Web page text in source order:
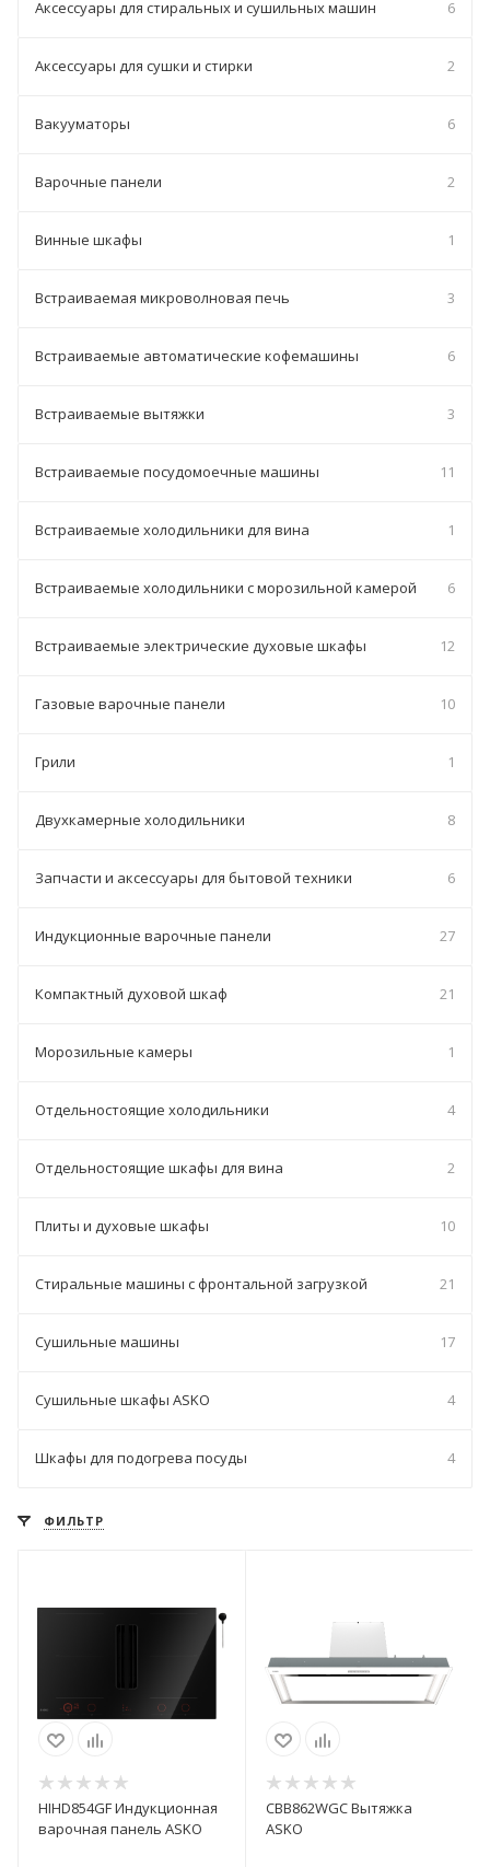
Аксессуары для стиральных и сушильных машин 6
Аксессуары для сушки и стирки 2
Вакууматоры 6
Варочные панели 2
Винные шкафы 1
Встраиваемая микроволновая печь 3
Встраиваемые автоматические кофемашины 6
Встраиваемые вытяжки 3
Встраиваемые посудомоечные машины 11
Встраиваемые холодильники для вина 1
Встраиваемые холодильники с морозильной камерой 6
Встраиваемые электрические духовые шкафы 12
Газовые варочные панели 10
Грили 1
Двухкамерные холодильники 8
Запчасти и аксессуары для бытовой техники 6
Индукционные варочные панели 27
Компактный духовой шкаф 21
Морозильные камеры 1
Отдельностоящие холодильники 4
Отдельностоящие шкафы для вина 2
Плиты и духовые шкафы 10
Стиральные машины с фронтальной загрузкой 21
Сушильные машины 17
Сушильные шкафы ASKO 4
Шкафы для подогрева посуды 4
ФИЛЬТР
HIHD854GF Индукционная
варочная панель ASKO
CBB862WGC Вытяжка
ASKO